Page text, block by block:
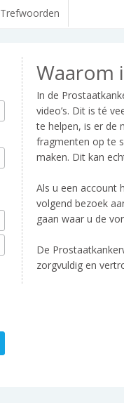
Trefwoorden
Waarom
In de
video’s. Dit is té
te helpen, is er de
fragmenten op te
maken. Dit kan
Als u een account
volgend bezoek
gaan waar u de
De
zorgvuldig en